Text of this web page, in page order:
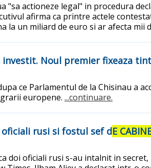
"sa actioneze legal" in procedura
afirma ca printre actele
la un miliard de euro si ar afecta mii
Noul premier fixeaza
ce Parlamentul de la Chisinau a
europene. ...continuare.
rusi si fostul sef dE
doi oficiali rusi s-au intalnit in